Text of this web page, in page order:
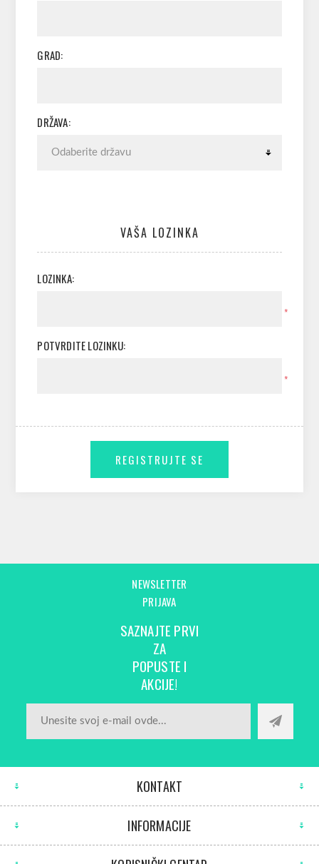
GRAD:
DRŽAVA:
VAŠA LOZINKA
LOZINKA:
*
POTVRDITE LOZINKU:
*
NEWSLETTER
PRIJAVA
SAZNAJTE PRVI
ZA
POPUSTE I
AKCIJE!
KONTAKT
INFORMACIJE